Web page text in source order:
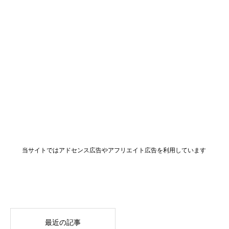
当サイトではアドセンス広告やアフリエイト広告を利用しています
最近の記事